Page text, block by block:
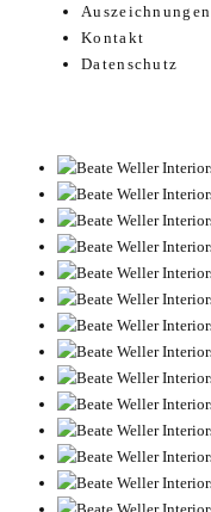
Auszeichnungen
Kontakt
Datenschutz